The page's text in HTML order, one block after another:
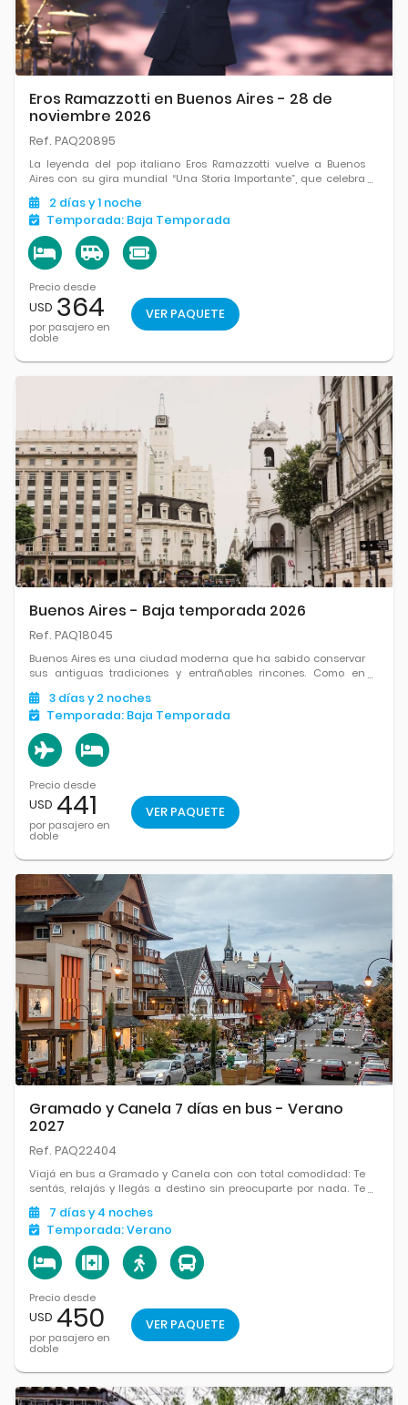
Eros Ramazzotti en Buenos Aires - 28 de
noviembre 2026
Ref. PAQ20895
La leyenda del pop italiano Eros Ramazzotti vuelve a Buenos
Aires con su gira mundial “Una Storia Importante”, que celebra
los 40 años de su clásico y lo llevará por más de 30 países.
2 díasy 1 noche
Temporada: Baja Temporada
Precio desde
USD 364
por pasajero en
doble
VER PAQUETE
Buenos Aires - Baja temporada 2026
Ref. PAQ18045
Buenos Aires es una ciudad moderna que ha sabido conservar
sus antiguas tradiciones y entrañables rincones. Como en
tangos de Gardel, es una ciudad apasionada y apasionante,
un destino alegre y colorido, donde siempre hay que ver, hacer
o saborear.
3 díasy 2 noches
Temporada: Baja Temporada
Precio desde
USD 441
por pasajero en
doble
VER PAQUETE
Gramado y Canela 7 días en bus - Verano
2027
Ref. PAQ22404
Viajá en bus a Gramado y Canela con con total comodidad: Te
sentás, relajás y llegás a destino sin preocuparte por nada. Te
esperan paisajes serranos, arquitectura encantadora,
chocolaterías, parques y un clima perfecto para pasear y
disfrutar.
7 díasy 4 noches
Temporada:Verano
Precio desde
USD 450
por pasajero en
doble
VER PAQUETE